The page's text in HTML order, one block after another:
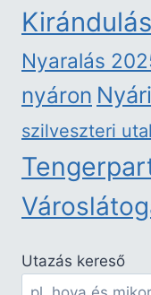
Kirándulás
Nyaralás
nyáron
szilveszteri
Utazás kereső